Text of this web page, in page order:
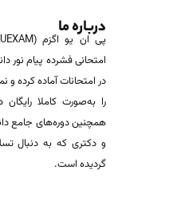
درباره ما
امتحانی فشرده پیام نور
در امتحانات آماده‌ کرده
را به‌صورت کاملا
همچنین دوره‌های جامع
و دکتری که به دنبال
گردیده است.